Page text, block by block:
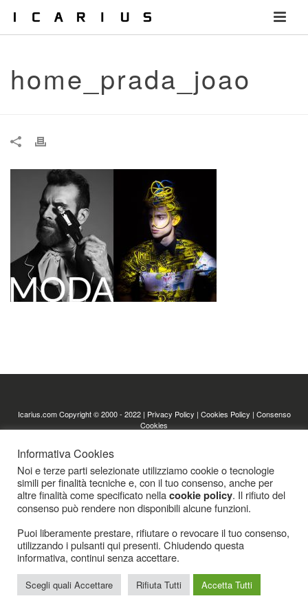
home_prada_joao
Icarius.com Copyright © 2000 - 2022 | Privacy Policy | Cookies Policy | Consenso
Cookies
Informativa Cookies
Noi e terze parti selezionate utilizziamo cookie o tecnologie
simili per finalità tecniche e, con il tuo consenso, anche per
altre finalità come specificato nellacookie policy. Il rifiuto del
consenso può rendere non disponibili alcune funzioni.
Puoi liberamente prestare, rifiutare o revocare il tuo consenso,
utilizzando i pulsanti qui presenti. Chiudendo questa
informativa, continui senza accettare.
Scegli quali Accettare Rifiuta Tutti Accetta Tutti